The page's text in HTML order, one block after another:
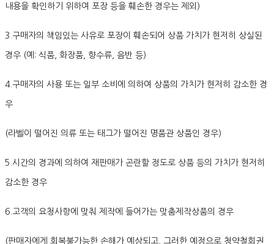
내용을 확인하기 위하여 포장 등을 훼손한 경우는 제외)
3.구매자의 책임있는 사유로 포장이 훼손되어 상품 가치가 현저히 상실된
경우 (예: 식품, 화장품, 향수류, 음반 등)
4.구매자의 사용 또는 일부 소비에 의하여 상품의 가치가 현저히 감소한 경
우
(라벨이 떨어진 의류 또는 태그가 떨어진 명품관 상품인 경우)
5.시간의 경과에 의하여 재판매가 곤란할 정도로 상품 등의 가치가 현저히
감소한 경우
6.고객의 요청사항에 맞춰 제작에 들어가는 맞춤제작상품의 경우
(판매자에게 회복불가능한 손해가 예상되고, 그러한 예정으로 청약철회권